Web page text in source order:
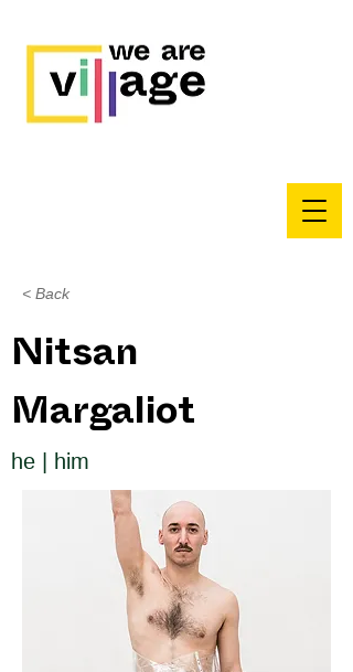
< Back
Nitsan
Margaliot
he | him